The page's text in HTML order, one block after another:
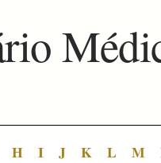
H I J K L M